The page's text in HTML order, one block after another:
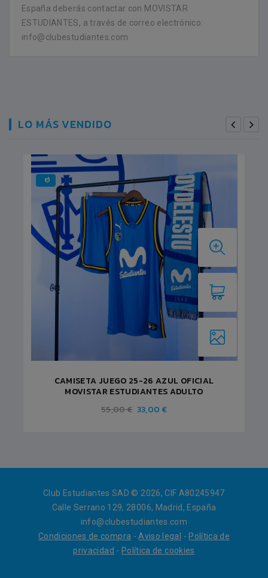
España deberás contactar con MOVISTAR
ESTUDIANTES, a través de correo electrónico:
info@clubestudiantes.com
LO MÁS VENDIDO
CAMISETA JUEGO 25-26 AZUL OFICIAL
MOVISTAR ESTUDIANTES ADULTO
55,00 € 33,00 €
Club Estudiantes SAD © 2026, CIF A80245947
Calle Serrano 129, 28006, Madrid, España
info@clubestudiantes.com
Condiciones de compra -Aviso legal - Política de
privacidad - Política de cookies